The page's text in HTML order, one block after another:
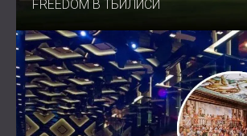
FREEDOM В ТБИЛИСИ